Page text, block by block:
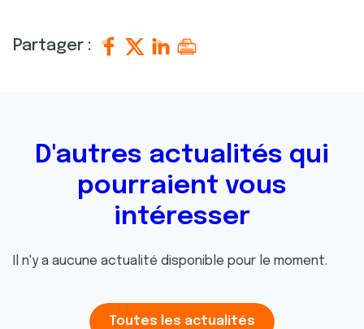
Partager :
D'autres actualités qui
pourraient vous
intéresser
Il n'y a aucune actualité disponible pour le moment.
Toutes les actualités